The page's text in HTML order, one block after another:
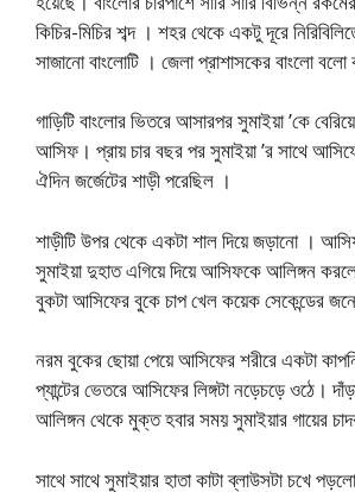
কিচির-মিচির শব্দ । শহর থেকে একটু দূরে
সাজানো বাংলোটি । জেলা প্রাশাসকের বাংলো বলো
গাড়িটি বাংলোর ভিতরে আসারপর সুমাইয়া ’কে
আসিফ। প্রায় চার বছর পর সুমাইয়া ’র সাথে
ঐদিন জর্জেটের শাড়ী পরেছিল ।
শাড়ীটি উপর থেকে একটা শাল দিয়ে জড়ানো ।
সুমাইয়া দুহাত এগিয়ে দিয়ে আসিফকে আলিঙ্গন
বুকটা আসিফের বুকে চাপ খেল কয়েক সেকেন্ডের
নরম বুকের ছোয়া পেয়ে আসিফের শরীরে একটা
প্যান্টের ভেতরে আসিফের লিঙ্গটা নড়েচড়ে ওঠে।
আলিঙ্গন থেকে মুক্ত হবার সময় সুমাইয়ার গায়ের
সাথে সাথে সুমাইয়ার হাতা কাটা ব্লাউসটা চখে